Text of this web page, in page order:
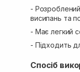
-
висипань та
- Має легкий
- Підходить
Спосіб